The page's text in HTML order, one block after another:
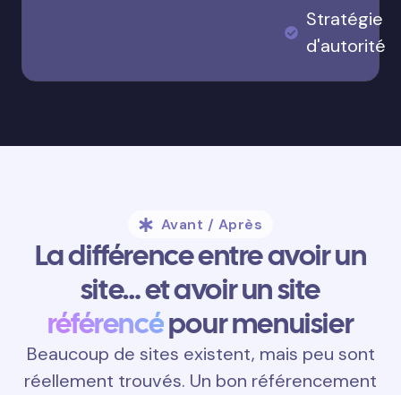
Stratégie
d'autorité
Avant / Après
La différence entre avoir un
site… et avoir un site
référencépour menuisier
Beaucoup de sites existent, mais peu sont
réellement trouvés. Un bon référencement